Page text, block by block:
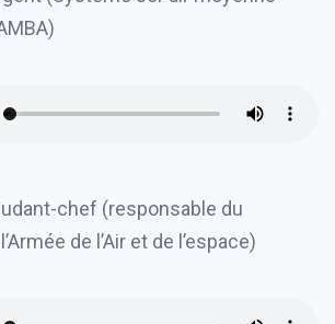
chef (responsable du
de l’Air et de l’espace)